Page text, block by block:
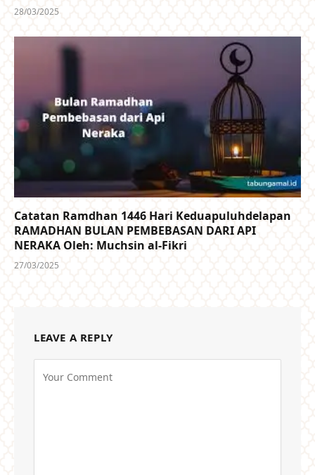
28/03/2025
Catatan Ramdhan 1446 Hari Keduapuluhdelapan
RAMADHAN BULAN PEMBEBASAN DARI API
NERAKA Oleh: Muchsin al-Fikri
27/03/2025
LEAVE A REPLY